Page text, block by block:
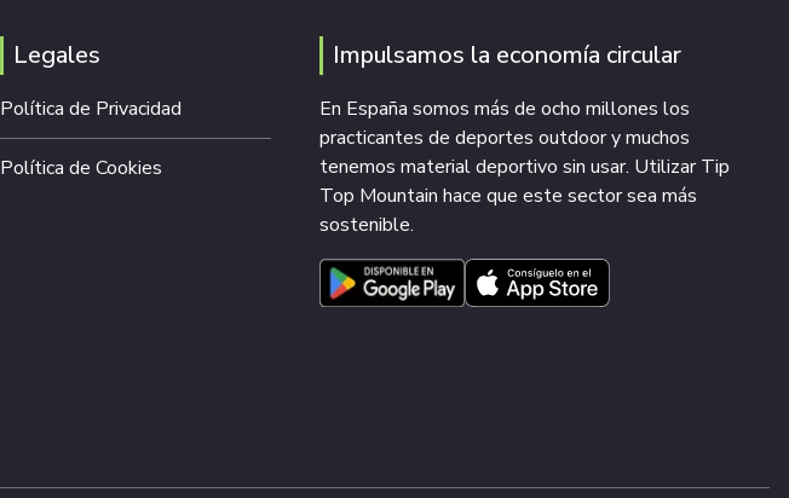
Legales
Política de Privacidad
Política de Cookies
Impulsamos la economía circular
En España somos más de ocho millones los
practicantes de deportes outdoor y muchos
tenemos material deportivo sin usar. Utilizar Tip
Top Mountain hace que este sector sea más
sostenible.